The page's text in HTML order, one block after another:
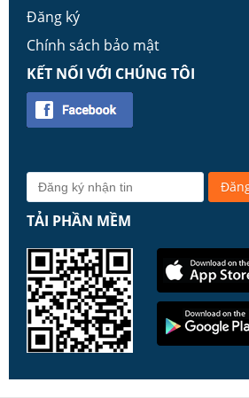
Đăng ký
Chính sách bảo mật
KẾT NỐI VỚI CHÚNG TÔI
TẢI PHẦN MỀM